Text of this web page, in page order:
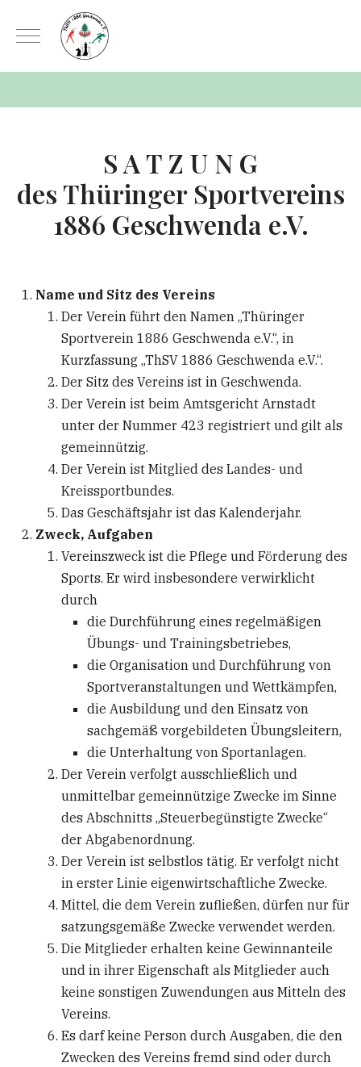
Mobile Menu Toggle
S A T Z U N G
des Thüringer Sportvereins
1886 Geschwenda e.V.
Name und Sitz des Vereins
Der Verein führt den Namen „Thüringer
Sportverein 1886 Geschwenda e.V.“, in
Kurzfassung „ThSV 1886 Geschwenda e.V.“.
Der Sitz des Vereins ist in Geschwenda.
Der Verein ist beim Amtsgericht Arnstadt
unter der Nummer 423 registriert und gilt als
gemeinnützig.
Der Verein ist Mitglied des Landes- und
Kreissportbundes.
Das Geschäftsjahr ist das Kalenderjahr.
Zweck, Aufgaben
Vereinszweck ist die Pflege und Förderung des
Sports. Er wird insbesondere verwirklicht
durch
die Durchführung eines regelmäßigen
Übungs- und Trainingsbetriebes,
die Organisation und Durchführung von
Sportveranstaltungen und Wettkämpfen,
die Ausbildung und den Einsatz von
sachgemäß vorgebildeten Übungsleitern,
die Unterhaltung von Sportanlagen.
Der Verein verfolgt ausschließlich und
unmittelbar gemeinnützige Zwecke im Sinne
des Abschnitts „Steuerbegünstigte Zwecke“
der Abgabenordnung.
Der Verein ist selbstlos tätig. Er verfolgt nicht
in erster Linie eigenwirtschaftliche Zwecke.
Mittel, die dem Verein zufließen, dürfen nur für
satzungsgemäße Zwecke verwendet werden.
Die Mitglieder erhalten keine Gewinnanteile
und in ihrer Eigenschaft als Mitglieder auch
keine sonstigen Zuwendungen aus Mitteln des
Vereins.
Es darf keine Person durch Ausgaben, die den
Zwecken des Vereins fremd sind oder durch